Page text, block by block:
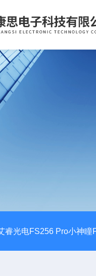
睿光电FS256 Pro小神瞳